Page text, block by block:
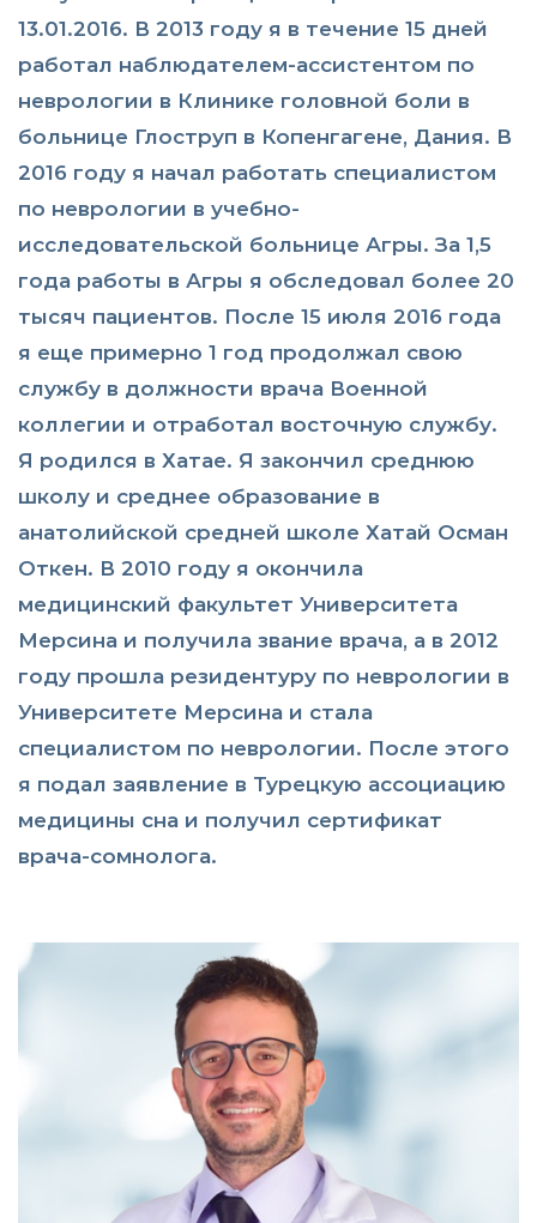
13.01.2016. В 2013 году я в течение 15 дней
работал наблюдателем-ассистентом по
неврологии в Клинике головной боли в
больнице Глоструп в Копенгагене, Дания. В
2016 году я начал работать специалистом
по неврологии в учебно-
исследовательской больнице Агры. За 1,5
года работы в Агры я обследовал более 20
тысяч пациентов. После 15 июля 2016 года
я еще примерно 1 год продолжал свою
службу в должности врача Военной
коллегии и отработал восточную службу.
Я родился в Хатае. Я закончил среднюю
школу и среднее образование в
анатолийской средней школе Хатай Осман
Откен. В 2010 году я окончила
медицинский факультет Университета
Мерсина и получила звание врача, а в 2012
году прошла резидентуру по неврологии в
Университете Мерсина и стала
специалистом по неврологии. После этого
я подал заявление в Турецкую ассоциацию
медицины сна и получил сертификат
врача-сомнолога.